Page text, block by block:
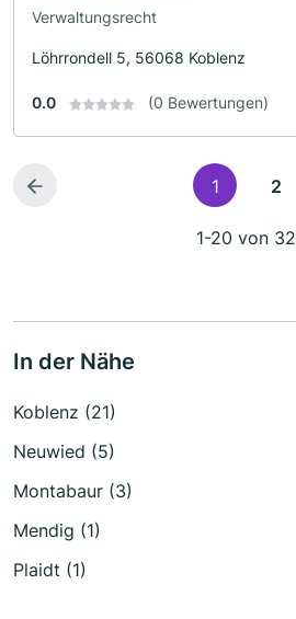
Verwaltungsrecht
Löhrrondell 5, 56068 Koblenz
0.0 (0 Bewertungen)
1 2
1-20 von 32
In der Nähe
Koblenz (21)
Neuwied (5)
Montabaur (3)
Mendig (1)
Plaidt (1)